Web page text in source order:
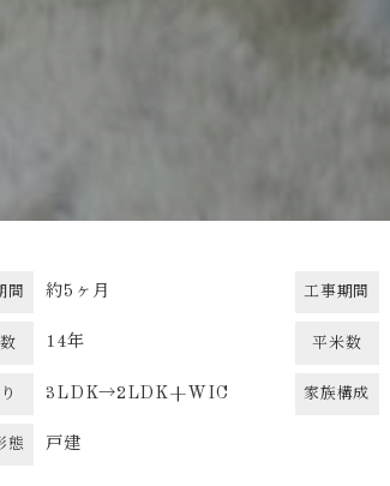
間 約5ヶ月 工事期間
14年 平米数
3LDK→2LDK+WIC 家族構成
態 戸建